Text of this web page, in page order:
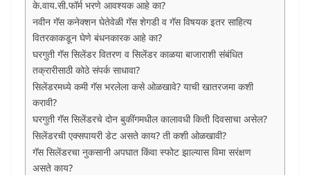
के.वाय.सी.फॉर्म भरणे आवश्यक आहे का?
नवीन गॅस कनेक्शन घेतेवेळी गॅस शेगडी व गॅस विषयक इतर साहित्य
वितरकाकडून घेणे बंधनकारक आहे का?
घरगुती गॅस सिलेंडर वितरण व सिलेंडर काळया बाजाराशी संबंधित
तक्रारीसाठी कोठे संपर्क साधावा?
सिलेंडरमध्ये कमी गॅस भरलेला कसे ओळखावे? याची खातरजमा कशी
करावी?
घरगुती गॅस सिलेंडरचे दोन बुकींगमधील कालावधी किती दिवसाचा असेल?
सिलेंडरची एक्सपायरी डेट असते काय? ती कशी ओळखावी?
गॅस सिलेंडरचा नुकसानी अपघात किंवा स्फोट झाल्यास विमा सरंक्षण
असते काय?